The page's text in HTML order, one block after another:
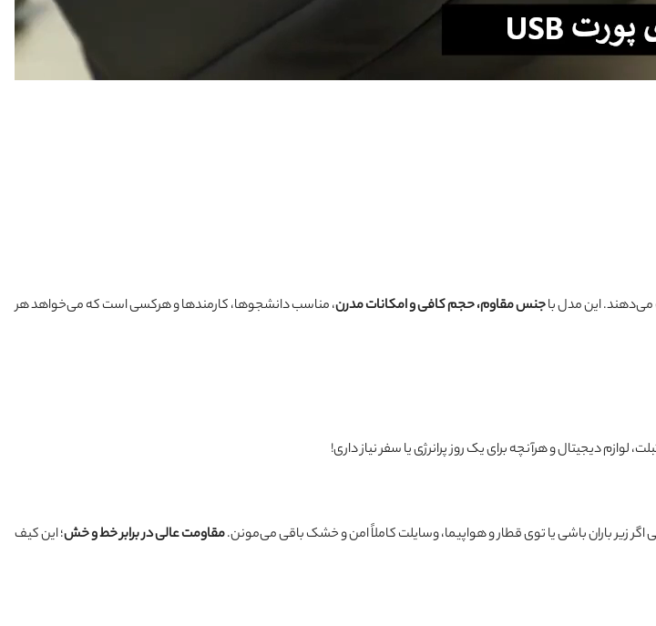
این مدل باجنس مقاوم، حجم کافی و امکانات مدرن، مناسب دانشجوها، کارمندها و هرکسی است که می‌خواهد هر
لوازم دیجیتال و هرآنچه برای یک روز پرانرژی یا سفر نیاز داری!
اگر زیر باران باشی یا توی قطار و هواپیما، وسایلت کاملاً امن و خشک باقی می‌مونن.مقاومت عالی در برابر خط و خش؛ این کیف